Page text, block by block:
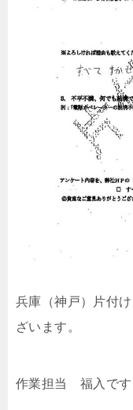
兵庫（神戸）片付
ざいます。
作業担当 福入です